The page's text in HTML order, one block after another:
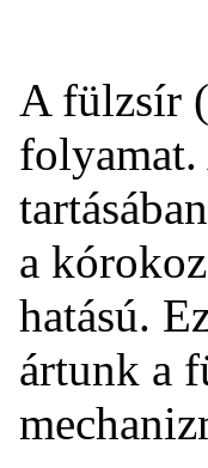
A fülzsír
folyamat.
a
hatású.
ártunk a